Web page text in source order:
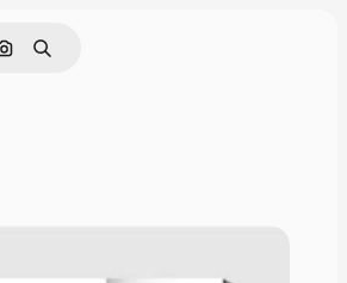
Nach Bild suchen
Suchen